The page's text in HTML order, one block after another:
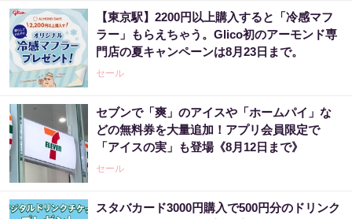
万円節約の新型タバコが爆売れ
PR（株式会社HAL）
【東京駅】2200円以上購入すると「冷感マフ
ラー」もらえちゃう。Glico初のアーモンド専
門店の夏キャンペーンは8月23日まで。
セール
セブンで「爽」のアイスや「ホームパイ」な
どの無料券を大量追加！アプリ会員限定で
「アイスの実」も登場《8月12日まで》
セール
スタバカード3000円購入で500円分のドリンク